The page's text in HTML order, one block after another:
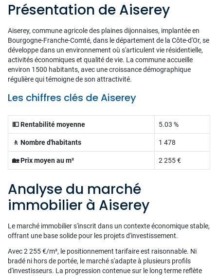
Présentation de Aiserey
Aiserey, commune agricole des plaines dijonnaises, implantée en
Bourgogne-Franche-Comté, dans le département de la Côte-d'Or, se
développe dans un environnement où s'articulent vie résidentielle,
activités économiques et qualité de vie. La commune accueille
environ 1500 habitants, avec une croissance démographique
régulière qui témoigne de son attractivité.
Les chiffres clés de Aiserey
💵 Rentabilité moyenne 5.03 %
🚶 Nombre d'habitants 1 478
🏡 Prix moyen au m² 2 255 €
Analyse du marché
immobilier à Aiserey
Le marché immobilier s'inscrit dans un contexte économique stable,
offrant une base solide pour les projets d'investissement.
Avec 2 255 €/m², le positionnement tarifaire est raisonnable. Ni
bradé ni hors de portée, le marché s'adapte à plusieurs profils
d'investisseurs. La progression contenue sur le long terme reflète